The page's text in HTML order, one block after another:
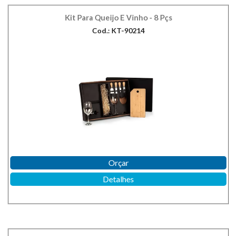
Kit Para Queijo E Vinho - 8 Pçs
Cod.: KT-90214
Orçar
Detalhes